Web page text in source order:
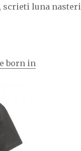
luna
born in